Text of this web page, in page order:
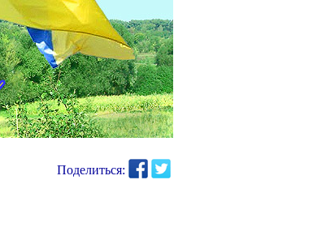
Поделиться: